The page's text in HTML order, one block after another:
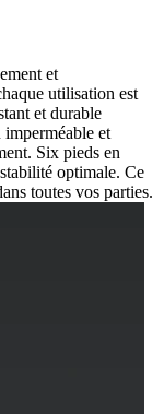
et
utilisation est
et durable
et
Six pieds en
optimale. Ce
toutes vos parties.